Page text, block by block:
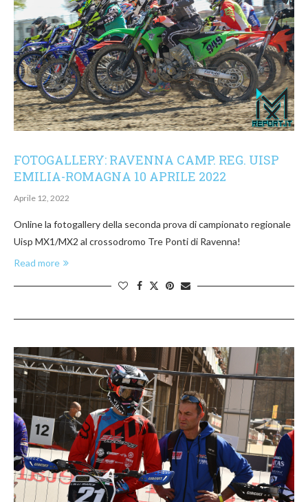
FOTOGALLERY: RAVENNA CAMP. REG. UISP
EMILIA-ROMAGNA 10 APRILE 2022
Aprile 12, 2022
Online la fotogallery della seconda prova di campionato regionale
Uisp MX1/MX2 al crossodromo Tre Ponti di Ravenna!
Read more